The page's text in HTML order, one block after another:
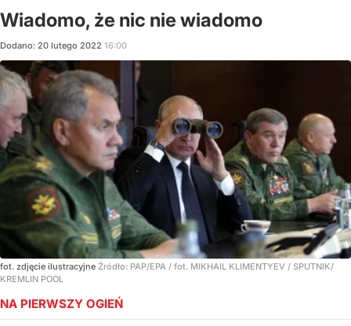
Wiadomo, że nic nie wiadomo
Dodano: 20 lutego 2022 16:00
fot. zdjęcie ilustracyjne Źródło: PAP/EPA / fot. MIKHAIL KLIMENTYEV / SPUTNIK/
KREMLIN POOL
NA PIERWSZY OGIEŃ